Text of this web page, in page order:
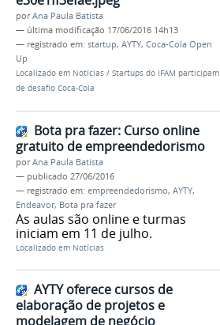
porAna Paula Batista
— última modificação 17/06/2016 14h13
— registrado em: startup, AYTY, Coca-Cola Open
Up
Localizado em Notícias / Startups do IFAM participam
de desafio Coca-Cola
Bota pra fazer: Curso online
gratuito de empreendedorismo
porAna Paula Batista
— publicado 27/06/2016
— registrado em: empreendedorismo, AYTY,
Endeavor, Bota pra fazer
As aulas são online e turmas
iniciam em 11 de julho.
Localizado em Notícias
AYTY oferece cursos de
elaboração de projetos e
modelagem de negócio